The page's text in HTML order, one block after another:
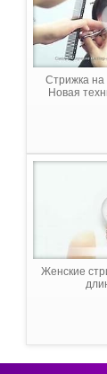
Стрижка
Новая
Женские